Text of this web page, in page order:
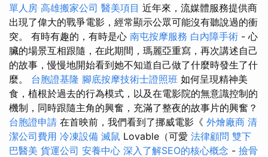
單人房 高雄搬家公司 醫美項目 近年來，流媒體服務提供商
出現了偉大的戰爭電影，經常顯示公眾可能沒有聽說過的衝
突。 有時有趣的，有時是心 南屯按摩服務 白內障手術 - 心
臟的場景互相跟隨，在此期間，瑪麗亞重寫，再次講述自己
的故事，慢慢地開始看到她不知道自己做了什麼時發生了什
麼。 台胞證基隆 腳底按摩技術士證照班 如何呈現精神美
食，植根於過去的行為模式，以及在電影院的無意識控制的
機制，同時跟隨主角的興奮，充滿了整夜的故事片的興奮？
台胞證申請 在首映前，我們看到了挪威電影《 外燴廠商 清
潔公司費用 冷凍設備 滅鼠 Lovable（可愛 法律顧問 雙下
巴醫美 貨運公司 安養中心 深入了解SEO的核心概念 - 撿骨